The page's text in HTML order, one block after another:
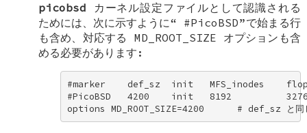
picobsd カーネル設定ファイルとして認識される
ためには、次に示すように“ #PicoBSD”で始まる行
も含め、対応する MD_ROOT_SIZE オプションも含
める必要があります:
#marker    def_sz  init   MFS_inodes
#PicoBSD   4200    init   8192
options MD_ROOT_SIZE=4200      # def_sz と同